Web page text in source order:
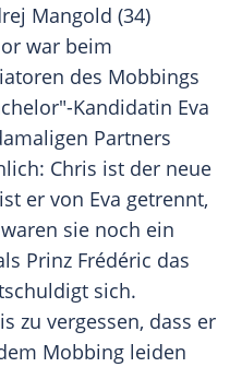
Mangold (34)
war beim
des Mobbings
Kandidatin Eva
Partners
Chris ist der neue
er von Eva getrennt,
sie noch ein
Prinz Frédéric das
sich.
zu vergessen, dass er
Mobbing leiden